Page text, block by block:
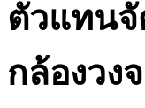
ตัวแทน
กล้องวง